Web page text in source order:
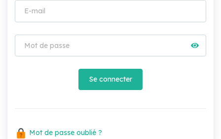
Se connecter
Mot de passe oublié ?